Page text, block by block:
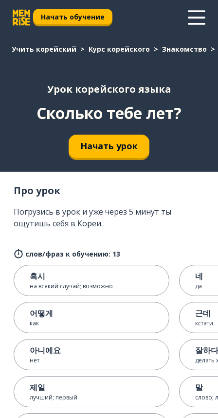
Начать обучение
Учить корейский Курс корейского Знакомство
Урок корейского языка
Сколько тебе лет?
Начать урок
Про урок
Погрузись в урок и уже через 5 минут ты
ощутишь себя в Кореи.
слов/фраз к обучению: 13
혹시
на всякий случай; возможно
어떻게
как
아니에요
нет
제일
лучший; первый
네
да
근데
кстати
잘하다
말
слово;